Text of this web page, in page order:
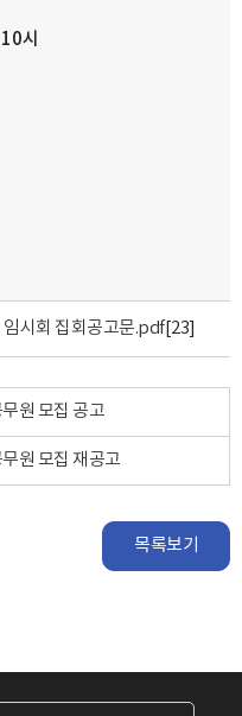
10시
시회 집회공고문.pdf[23]
원 모집 공고
원 모집 재공고
목록보기